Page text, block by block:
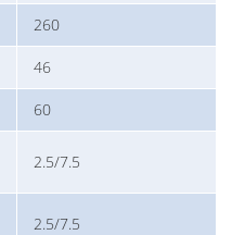
260
46
60
2.5/7.5
2.5/7.5